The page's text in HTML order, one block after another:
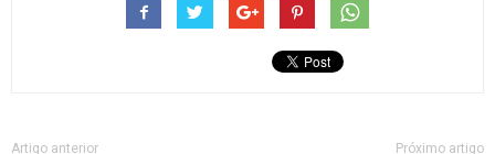
Artigo anterior Próximo artigo